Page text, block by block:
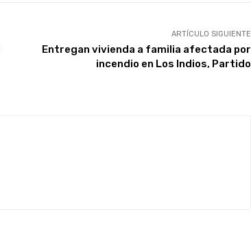
ARTÍCULO SIGUIENTE
Entregan vivienda a familia afectada por
incendio en Los Indios, Partido